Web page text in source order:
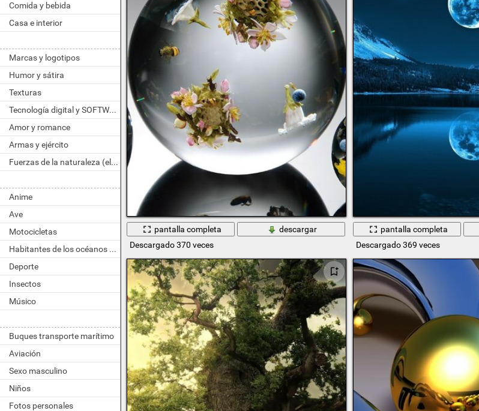
Comida y bebida
Casa e interior
Marcas y logotipos
Humor y sátira
Texturas
Tecnología digital y SOFTWARE
Amor y romance
Armas y ejército
Fuerzas de la naturaleza (elemento)
Anime
Ave
Motocicletas
Habitantes de los océanos y ríos
Deporte
Insectos
Músico
Buques transporte marítimo
Aviación
Sexo masculino
Niños
Fotos personales
pantalla completa
descargar
Descargado 370 veces
pantalla completa
Descargado 369 veces